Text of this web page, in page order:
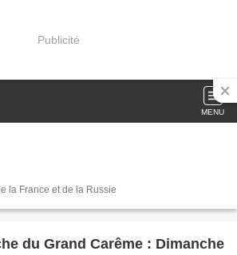
Publicité
MENU
la France et de la Russie
du Grand Carême : Dimanche